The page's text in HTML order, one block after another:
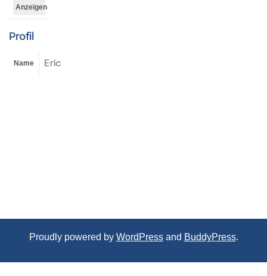
Anzeigen
Profil
Name Eric
Proudly powered by WordPressand BuddyPress.